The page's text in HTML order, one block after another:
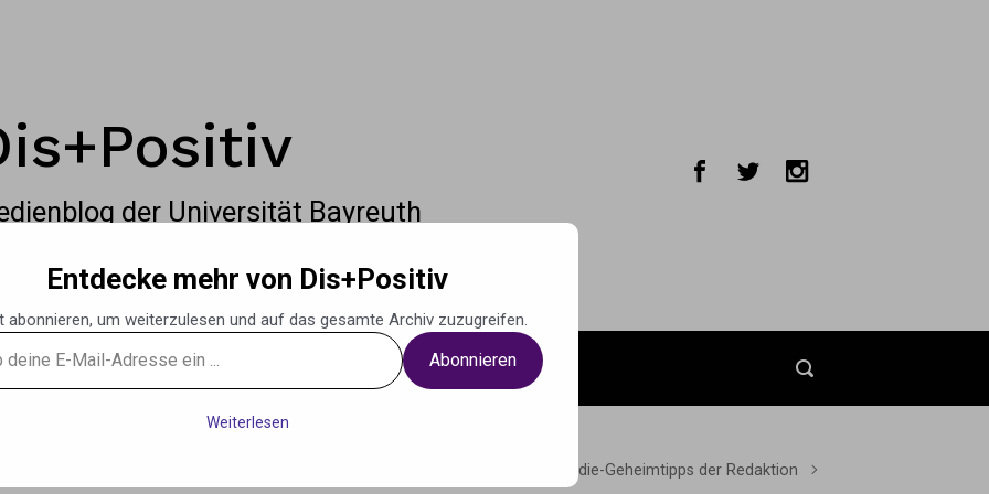
der Universität Bayreuth
Podcasts Musik Kontakt
Far Cry 5 & Mario+Rabbids
Indie-Geheimtipps der Redaktion
Entdecke mehr von Dis+Positiv
abonnieren, um weiterzulesen und auf das gesamte Archiv zuzugreifen.
Abonnieren
Weiterlesen